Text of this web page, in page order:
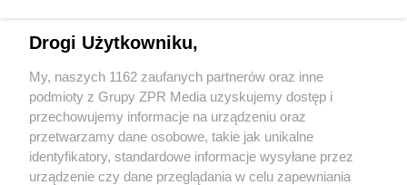
Dzień Drzemki w Pracy: kiedy jest? Śmieszne
memy, obrazki, GIF-y
Drogi Użytkowniku,
My, naszych 1162 zaufanych partnerów oraz inne
podmioty z Grupy ZPR Media uzyskujemy dostęp i
przechowujemy informacje na urządzeniu oraz
przetwarzamy dane osobowe, takie jak unikalne
identyfikatory, standardowe informacje wysyłane przez
urządzenie czy dane przeglądania w celu zapewniania